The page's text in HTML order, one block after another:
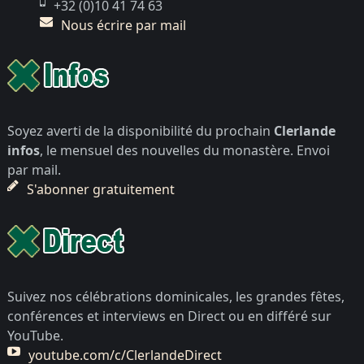
+32 (0)10 41 74 63
Nous écrire par mail
Soyez averti de la disponibilité du prochain Clerlande
infos, le mensuel des nouvelles du monastère. Envoi
par mail.
S'abonner gratuitement
Suivez nos célébrations dominicales, les grandes fêtes,
conférences et interviews en Direct ou en différé sur
YouTube.
youtube.com/c/ClerlandeDirect